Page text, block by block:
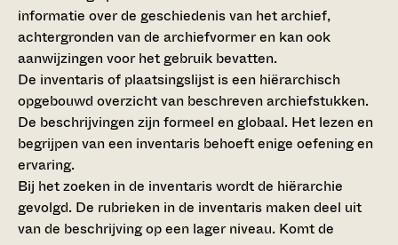
informatie over de geschiedenis van het archief,
achtergronden van de archiefvormer en kan ook
aanwijzingen voor het gebruik bevatten.
De inventaris of plaatsingslijst is een hiërarchisch
opgebouwd overzicht van beschreven archiefstukken.
De beschrijvingen zijn formeel en globaal. Het lezen en
begrijpen van een inventaris behoeft enige oefening en
ervaring.
Bij het zoeken in de inventaris wordt de hiërarchie
gevolgd. De rubrieken in de inventaris maken deel uit
van de beschrijving op een lager niveau. Komt de